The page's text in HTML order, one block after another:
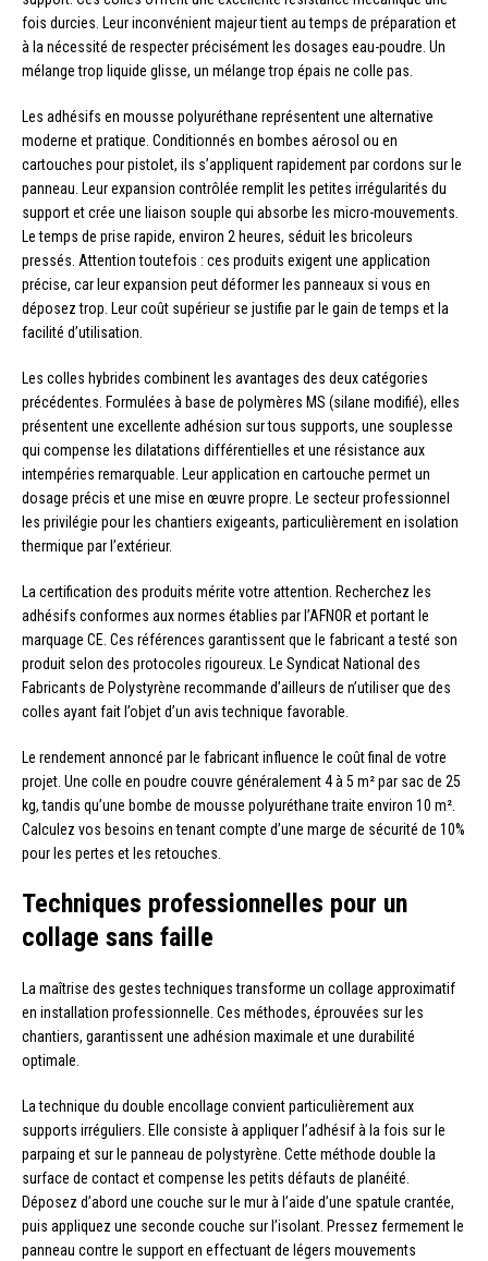
fois durcies. Leur inconvénient majeur tient au temps de préparation et
à la nécessité de respecter précisément les dosages eau-poudre. Un
mélange trop liquide glisse, un mélange trop épais ne colle pas.
Les adhésifs en mousse polyuréthane représentent une alternative
moderne et pratique. Conditionnés en bombes aérosol ou en
cartouches pour pistolet, ils s’appliquent rapidement par cordons sur le
panneau. Leur expansion contrôlée remplit les petites irrégularités du
support et crée une liaison souple qui absorbe les micro-mouvements.
Le temps de prise rapide, environ 2 heures, séduit les bricoleurs
pressés. Attention toutefois : ces produits exigent une application
précise, car leur expansion peut déformer les panneaux si vous en
déposez trop. Leur coût supérieur se justifie par le gain de temps et la
facilité d’utilisation.
Les colles hybrides combinent les avantages des deux catégories
précédentes. Formulées à base de polymères MS (silane modifié), elles
présentent une excellente adhésion sur tous supports, une souplesse
qui compense les dilatations différentielles et une résistance aux
intempéries remarquable. Leur application en cartouche permet un
dosage précis et une mise en œuvre propre. Le secteur professionnel
les privilégie pour les chantiers exigeants, particulièrement en isolation
thermique par l’extérieur.
La certification des produits mérite votre attention. Recherchez les
adhésifs conformes aux normes établies par l’AFNOR et portant le
marquage CE. Ces références garantissent que le fabricant a testé son
produit selon des protocoles rigoureux. Le Syndicat National des
Fabricants de Polystyrène recommande d’ailleurs de n’utiliser que des
colles ayant fait l’objet d’un avis technique favorable.
Le rendement annoncé par le fabricant influence le coût final de votre
projet. Une colle en poudre couvre généralement 4 à 5 m² par sac de 25
kg, tandis qu’une bombe de mousse polyuréthane traite environ 10 m².
Calculez vos besoins en tenant compte d’une marge de sécurité de 10%
pour les pertes et les retouches.
Techniques professionnelles pour un
collage sans faille
La maîtrise des gestes techniques transforme un collage approximatif
en installation professionnelle. Ces méthodes, éprouvées sur les
chantiers, garantissent une adhésion maximale et une durabilité
optimale.
La technique du double encollage convient particulièrement aux
supports irréguliers. Elle consiste à appliquer l’adhésif à la fois sur le
parpaing et sur le panneau de polystyrène. Cette méthode double la
surface de contact et compense les petits défauts de planéité.
Déposez d’abord une couche sur le mur à l’aide d’une spatule crantée,
puis appliquez une seconde couche sur l’isolant. Pressez fermement le
panneau contre le support en effectuant de légers mouvements